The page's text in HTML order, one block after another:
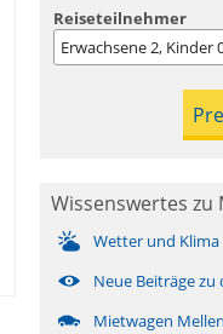
Reiseteilnehmer
Erwachsene2, Kinder
Wissenswertes zu
Wetter und Klima
Neue Beiträge
Mietwagen